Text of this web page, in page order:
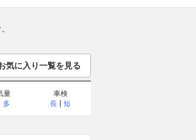
気に入り一覧を見る
量
多
車検
長
短